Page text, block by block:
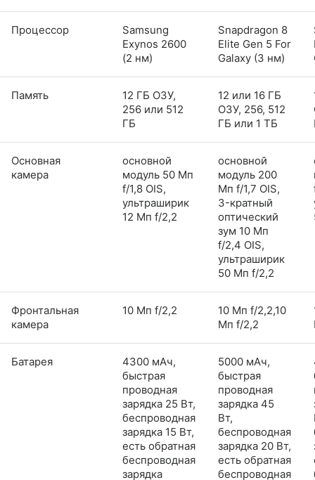
Процессор
Samsung
Exynos 2600
(2 нм)
Snapdragon 8
Elite Gen 5 For
Galaxy (3 нм)
Память
12 ГБ ОЗУ,
256 или 512
ГБ
12 или 16 ГБ
ОЗУ, 256, 512
ГБ или 1 ТБ
Основная
камера
основной
модуль 50 Мп
f/1,8 OIS,
ультраширик
12 Мп f/2,2
основной
модуль 200
Мп f/1,7 OIS,
3-кратный
оптический
зум 10 Мп
f/2,4 OIS,
ультраширик
50 Мп f/2,2
Фронтальная
камера
10 Мп f/2,2
10 Мп f/2,2,10
Мп f/2,2
Батарея
4300 мАч,
быстрая
проводная
зарядка 25 Вт,
беспроводная
зарядка 15 Вт,
есть обратная
беспроводная
зарядка
5000 мАч,
быстрая
проводная
зарядка 45
Вт,
беспроводная
зарядка 20 Вт,
есть обратная
беспроводная